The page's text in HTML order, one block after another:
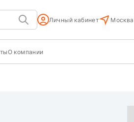
Личный кабинет Москва
О компании